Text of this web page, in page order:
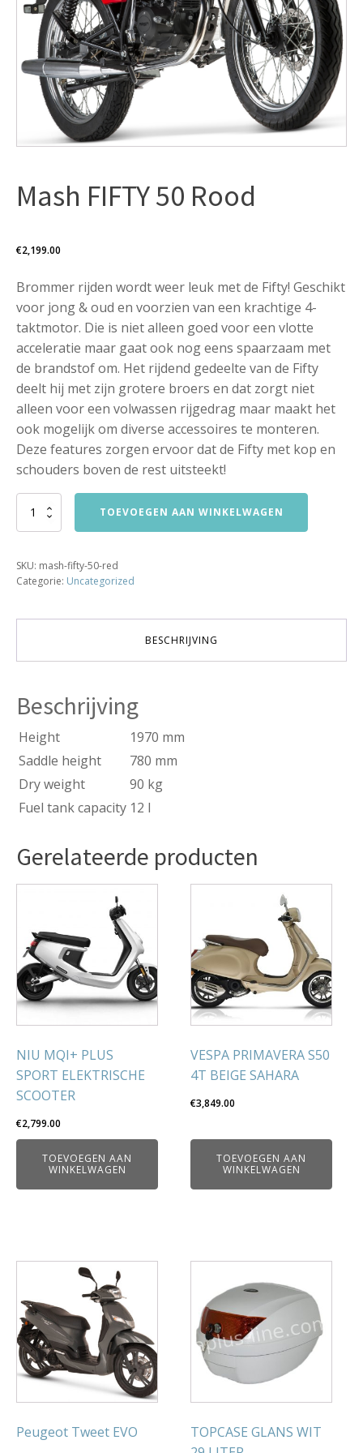
Mash FIFTY 50 Rood
€2,199.00
Brommer rijden wordt weer leuk met de Fifty! Geschikt
voor jong & oud en voorzien van een krachtige 4-
taktmotor. Die is niet alleen goed voor een vlotte
acceleratie maar gaat ook nog eens spaarzaam met
de brandstof om. Het rijdend gedeelte van de Fifty
deelt hij met zijn grotere broers en dat zorgt niet
alleen voor een volwassen rijgedrag maar maakt het
ook mogelijk om diverse accessoires te monteren.
Deze features zorgen ervoor dat de Fifty met kop en
schouders boven de rest uitsteekt!
Mash
aantal
TOEVOEGEN AAN WINKELWAGEN
SKU: mash-fifty-50-red
Categorie: Uncategorized
BESCHRIJVING
Beschrijving
Height
1970 mm
Saddle height
780 mm
Dry weight
90 kg
Fuel tank capacity 12 l
Gerelateerde producten
NIU MQI+ PLUS
SPORT ELEKTRISCHE
SCOOTER
€2,799.00
TOEVOEGEN AAN
WINKELWAGEN
VESPA PRIMAVERA S50
4T BEIGE SAHARA
€3,849.00
TOEVOEGEN AAN
WINKELWAGEN
Peugeot Tweet EVO
TOPCASE GLANS WIT